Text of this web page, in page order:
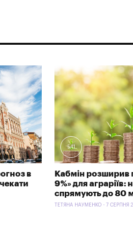
в
541
Кабмін розширив
9%» для аграріїв:
спрямують до 80
ТЕТЯНА НАУМЕНКО - 7 СЕРПНЯ